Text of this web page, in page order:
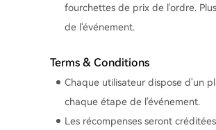
fourchettes de prix de l'ordre.
de l'événement.
Terms & Conditions
Chaque utilisateur dispose d'un
chaque étape de l'événement.
Les récompenses seront